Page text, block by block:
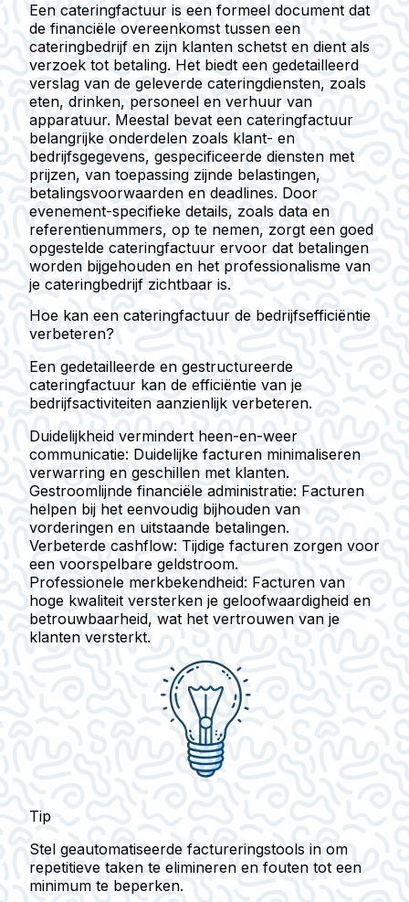
Een cateringfactuur is een formeel document dat
de financiële overeenkomst tussen een
cateringbedrijf en zijn klanten schetst en dient als
verzoek tot betaling. Het biedt een gedetailleerd
verslag van de geleverde cateringdiensten, zoals
eten, drinken, personeel en verhuur van
apparatuur. Meestal bevat een cateringfactuur
belangrijke onderdelen zoals klant- en
bedrijfsgegevens, gespecificeerde diensten met
prijzen, van toepassing zijnde belastingen,
betalingsvoorwaarden en deadlines. Door
evenement-specifieke details, zoals data en
referentienummers, op te nemen, zorgt een goed
opgestelde cateringfactuur ervoor dat betalingen
worden bijgehouden en het professionalisme van
je cateringbedrijf zichtbaar is.
Hoe kan een cateringfactuur de bedrijfsefficiëntie
verbeteren?
Een gedetailleerde en gestructureerde
cateringfactuur kan de efficiëntie van je
bedrijfsactiviteiten aanzienlijk verbeteren.
Duidelijkheid vermindert heen-en-weer
communicatie: Duidelijke facturen minimaliseren
verwarring en geschillen met klanten.
Gestroomlijnde financiële administratie: Facturen
helpen bij het eenvoudig bijhouden van
vorderingen en uitstaande betalingen.
Verbeterde cashflow: Tijdige facturen zorgen voor
een voorspelbare geldstroom.
Professionele merkbekendheid: Facturen van
hoge kwaliteit versterken je geloofwaardigheid en
betrouwbaarheid, wat het vertrouwen van je
klanten versterkt.
Tip
Stel geautomatiseerde factureringstools in om
repetitieve taken te elimineren en fouten tot een
minimum te beperken.